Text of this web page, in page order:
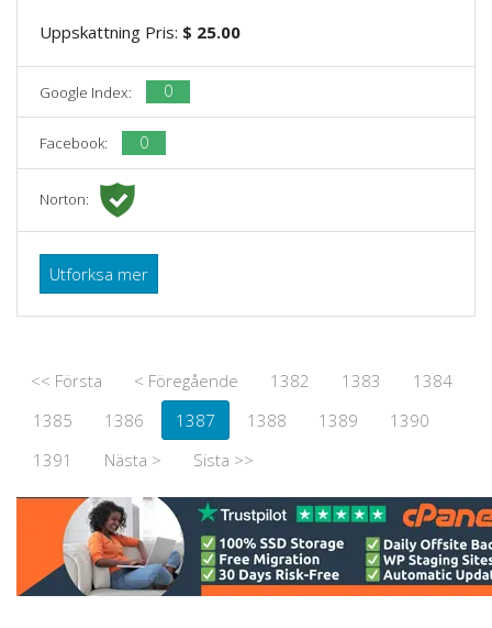
Uppskattning Pris: $ 25.00
Google Index: 0
Facebook: 0
Norton:
Utforksa mer
<< Första < Föregående 1382 1383
1384
1385
1386 1387 1388 1389
1390
1391
Nästa > Sista >>